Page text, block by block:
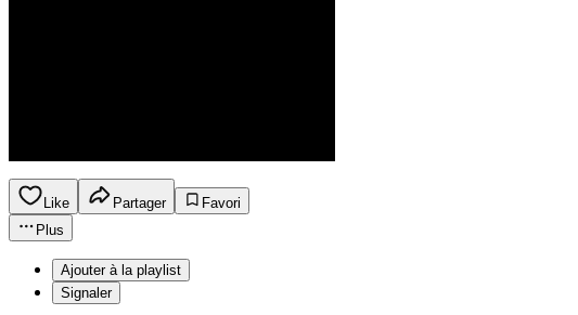
Like Partager
Favori
Plus
Ajouter à la playlist
Signaler